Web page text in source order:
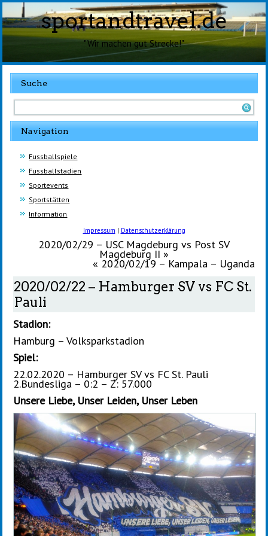
sportandtravel.de
"Wir machen gut Strecke!"
Suche
Navigation
Fussballspiele
Fussballstadien
Sportevents
Sportstätten
Information
Impressum | Datenschutzerklärung
2020/02/29 – USC Magdeburg vs Post SV
Magdeburg II »
« 2020/02/19 – Kampala – Uganda
2020/02/22 – Hamburger SV vs FC St.
Pauli
Stadion:
Hamburg – Volksparkstadion
Spiel:
22.02.2020 – Hamburger SV vs FC St. Pauli
2.Bundesliga – 0:2 – Z: 57.000
Unsere Liebe, Unser Leiden, Unser Leben